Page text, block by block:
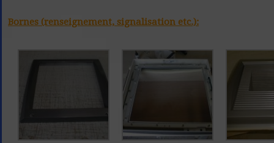
Bornes (renseignement, signalisation etc.):